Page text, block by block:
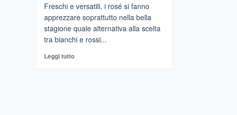
Freschi e versatili, i rosé si fanno
apprezzare soprattutto nella bella
stagione quale alternativa alla scelta
tra bianchi e rossi...
Leggi tuttoLeggi